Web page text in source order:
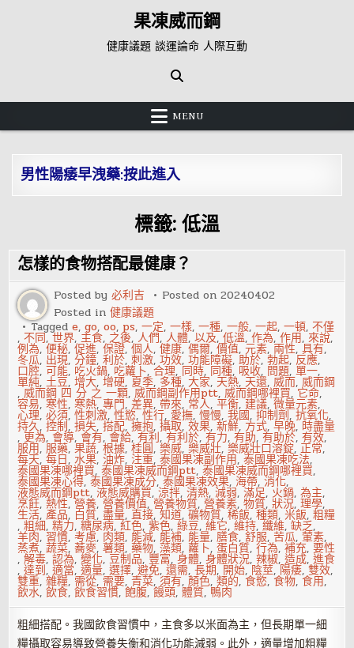
果凍威而鋼
健康議題 談運論命 人際互動
MENU
男性陽痿早洩藥:按此進入
標籤: 低溫
怎樣的食物搭配最健康？
Posted by必利吉 Posted on20240402
Posted in健康議題
Taggede,go,oo, ps,一定,一樣,一種,一般,一起,一頓,不僅
,不同,世界,主食, 之後,人們,人體,以及,低溫,作為,作用,來說,
例為,便秘,促進,保證,個人,健康,偶爾,價值,元素, 兩性,具有,
冬瓜, 出現,分鐘,利於,刺激,功效,功能障礙,助於,勃起, 反應,
口腔,可能, 吃火鍋, 吃蘿卜,合理, 同時, 同種, 吸收, 問題,單一,
單純,土豆,增大,增硬, 夏季, 多種,大家, 天熱, 天還,威而,威而鋼
,威而鋼 四 分 之 一顆,威而鋼副作用ptt,威而鋼哪裡買, 它命,
容易,寒性,寒熱,專門,差異,帶來, 常人,平衡, 建議,微量元素,
心理,必須,性刺激,性慾,性行, 愛撫,慢慢,我國,抑制劑,抗氧化,
持久,控制,損失,搭配,擁抱,攝取,效果,新鮮, 方式,早晚, 時盡量
, 更為, 會導, 會有, 會給,有利,有利於,有力,有助,有助於,有效,
服用,服藥,果蔬,根據,桂圓,樂威,樂威壯,樂威壯口溶錠,正常,
每天,每日,水果,油炸, 注重,泰國果凍副作用,泰國果凍吃法,
泰國果凍哪裡買,泰國果凍威而鋼ptt,泰國果凍威而鋼哪裡買,
泰國果凍心得,泰國果凍成分,泰國果凍效果,海帶,消化,
液態威而鋼ptt,液態威購買,涼拌,清熱,減弱,滿足, 火鍋,為主,
烹飪,熱性,營養,營養價值,營養物質,營養素,物質,狀況,理學,
生活,產品, 白質,盡量,直接,知道,礦物質,稀飯,種類,米飯,粗糧
,粗細,精力,糖尿病,紅色,紫色,綠豆,維它,維持,纖維,缺乏,
羊肉, 習慣,考慮, 肉類, 能減, 能補, 能量,膳食,舒服,苦瓜,葷素,
蒸煮,蔬菜,蕎麥,薯類,藥物,藻類,蘿卜,蛋白質,行為,補充,要性
,解毒,認為,變化,豆制品, 豐富,身體,身體狀況,辣椒,造成,進食
,達到,適當,適量,選擇,避免,還需,長期, 開始, 陰莖, 陽痿,雙效,
雙重,雜糧, 需從, 需要,青菜,須有,顏色,類的,食慾,食物,食用,
飲水,飲食,飲食習慣,飽腹,饅頭,體質, 鴨肉
粗細搭配。我國飲食習慣中，主食多以米面為主，但長期單一細
糧攝取容易導致營養失衡和消化功能減弱。此外，適量增加粗糧